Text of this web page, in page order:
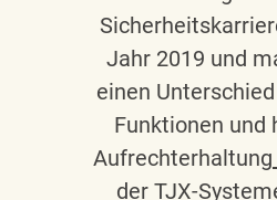
Jahr 2019 und
einen
Funktionen und
Aufrechterhaltung
der TJX-